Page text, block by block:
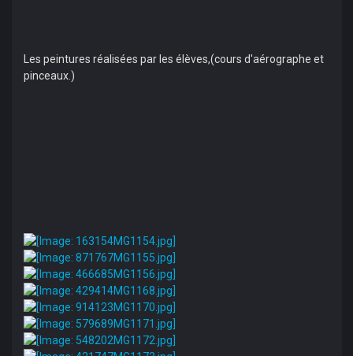
Les peintures réalisées par les élèves,(cours d'aérographe et
pinceaux.)